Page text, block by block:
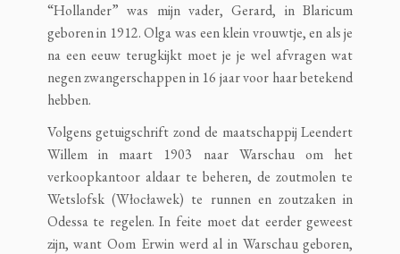
“Hollander” was mijn vader, Gerard, in Blaricum
geboren in 1912. Olga was een klein vrouwtje, en als je
na een eeuw terugkijkt moet je je wel afvragen wat
negen zwangerschappen in 16 jaar voor haar betekend
hebben.
Volgens getuigschrift zond de maatschappij Leendert
Willem in maart 1903 naar Warschau om het
verkoopkantoor aldaar te beheren, de zoutmolen te
Wetslofsk (Włocławek) te runnen en zoutzaken in
Odessa te regelen. In feite moet dat eerder geweest
zijn, want Oom Erwin werd al in Warschau geboren,